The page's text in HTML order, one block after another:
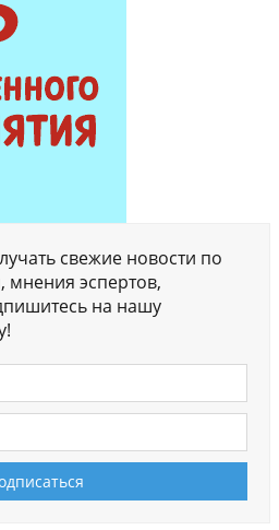
свежие новости по
мнения эспертов,
на нашу